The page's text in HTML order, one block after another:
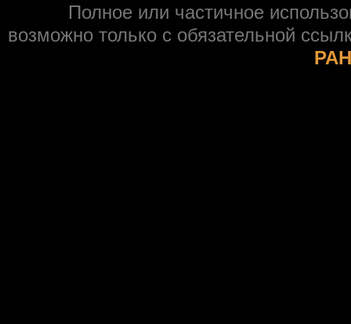
Полное или частичное
возможно только с обязательной